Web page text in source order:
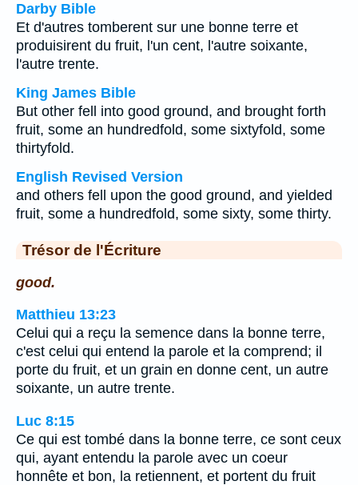
Darby Bible
Et d'autres tomberent sur une bonne terre et
produisirent du fruit, l'un cent, l'autre soixante,
l'autre trente.
King James Bible
But other fell into good ground, and brought forth
fruit, some an hundredfold, some sixtyfold, some
thirtyfold.
English Revised Version
and others fell upon the good ground, and yielded
fruit, some a hundredfold, some sixty, some thirty.
Trésor de l'Écriture
good.
Matthieu 13:23
Celui qui a reçu la semence dans la bonne terre,
c'est celui qui entend la parole et la comprend; il
porte du fruit, et un grain en donne cent, un autre
soixante, un autre trente.
Luc 8:15
Ce qui est tombé dans la bonne terre, ce sont ceux
qui, ayant entendu la parole avec un coeur
honnête et bon, la retiennent, et portent du fruit